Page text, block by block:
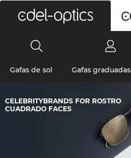
Gafas de sol Gafas graduadas
CELEBRITYBRANDS FOR ROSTRO
CUADRADO FACES